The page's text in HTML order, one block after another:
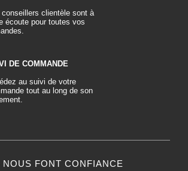
conseillers clientèle sont à
écoute pour toutes vos
DE COMMANDE
au suivi de votre
tout au long de son
NOUS FONT CONFIANCE